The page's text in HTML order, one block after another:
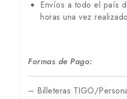
Envíos a todo el país
horas una vez
Formas de Pago:
– Billeteras TIGO/